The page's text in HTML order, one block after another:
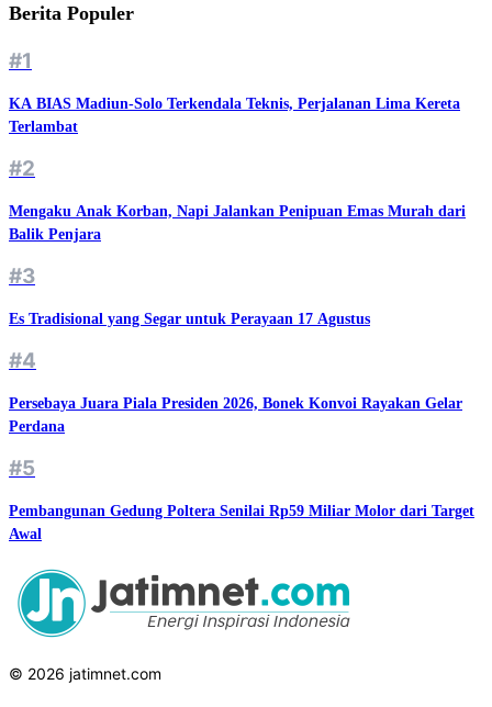
Berita Populer
#1
KA BIAS Madiun-Solo Terkendala Teknis, Perjalanan Lima Kereta
Terlambat
#2
Mengaku Anak Korban, Napi Jalankan Penipuan Emas Murah dari
Balik Penjara
#3
Es Tradisional yang Segar untuk Perayaan 17 Agustus
#4
Persebaya Juara Piala Presiden 2026, Bonek Konvoi Rayakan Gelar
Perdana
#5
Pembangunan Gedung Poltera Senilai Rp59 Miliar Molor dari Target
Awal
© 2026 jatimnet.com